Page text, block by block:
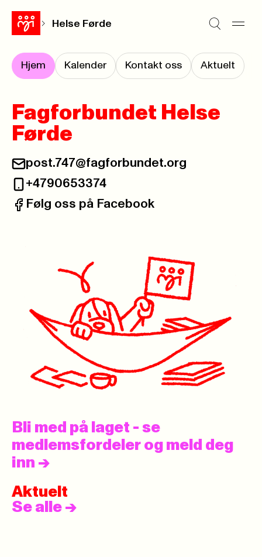
Helse Førde
Hjem Kalender Kontakt oss Aktuelt
Fagforbundet Helse
Førde
E-post:
post.747@fagforbundet.org
Telefon:
+4790653374
Facebook:
Følg oss på Facebook
Bli med på laget - se
medlemsfordeler og meld deg
inn ->
Aktuelt
Se alle ->